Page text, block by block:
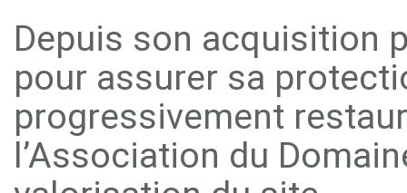
Depuis son acquisition
pour assurer sa
progressivement
l’Association du